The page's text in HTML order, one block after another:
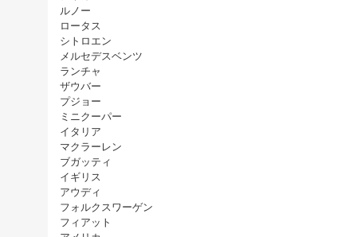
ルノー
ロータス
シトロエン
メルセデスベンツ
ランチャ
ザウバー
プジョー
ミニクーパー
イタリア
マクラーレン
ブガッティ
イギリス
アウディ
フォルクスワーゲン
フィアット